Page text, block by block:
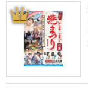
1